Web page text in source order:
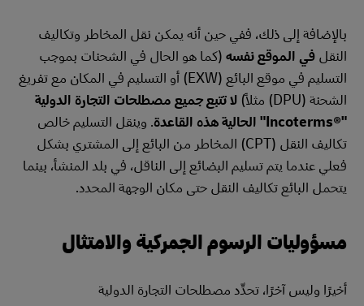
بالإضافة إلى ذلك، ففي حين أنه يمكن نقل المخاطر وتكاليف
النقلفي الموقع نفسه(كما هو الحال في الشحنات بموجب
التسليم في موقع البائع (EXW) أو التسليم في المكان مع تفريغ
الشحنة (DPU) مثلاً)
لا تتبع جميع مصطلحات التجارة الدولية
"Incoterms®‎" الحالية هذه القاعدة
. وينقل التسليم خالص
تكاليف النقل (CPT) المخاطر من البائع إلى المشتري بشكل
فعلي عندما يتم تسليم البضائع إلى الناقل، في بلد المنشأ، بينما
يتحمل البائع تكاليف النقل حتى مكان الوجهة المحدد.
مسؤوليات الرسوم الجمركية والامتثال
أخيرًا وليس آخرًا، تحدِّد مصطلحات التجارة الدولية